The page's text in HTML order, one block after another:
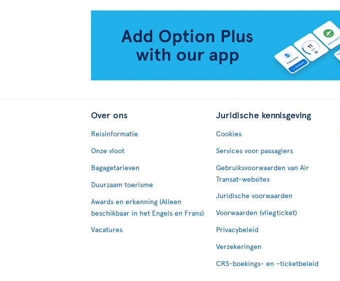
Over ons
Reisinformatie
Onze vloot
Bagagetarieven
Duurzaam toerisme
Awards en erkenning (Alleen
beschikbaar in het Engels en Frans)
Vacatures
Juridische kennisgeving
Cookies
Services voor passagiers
Gebruiksvoorwaarden van Air
Transat-websites
Juridische voorwaarden
Voorwaarden (vliegticket)
Privacybeleid
Verzekeringen
CRS-boekings- en –ticketbeleid